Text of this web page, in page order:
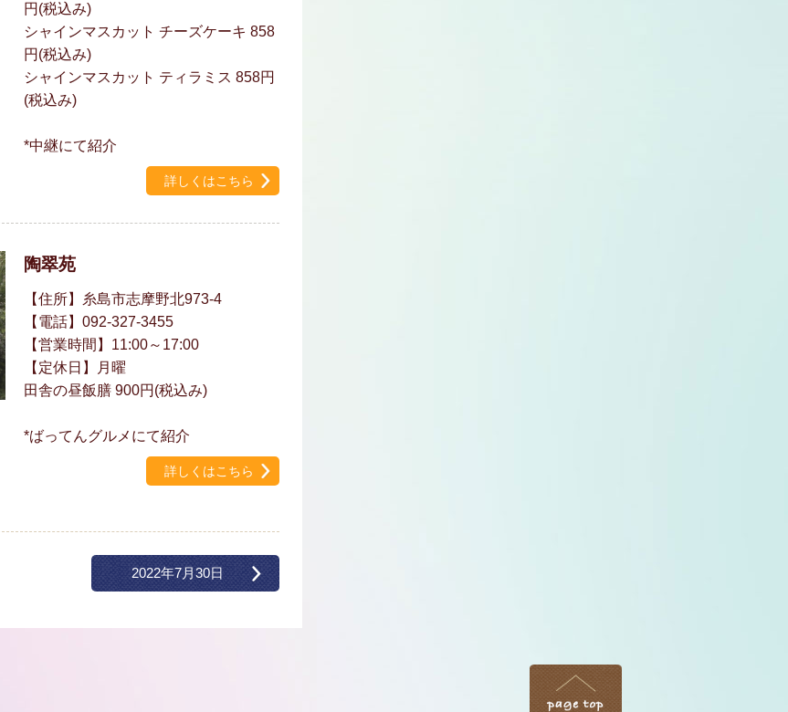
円(税込み)
シャインマスカット チーズケーキ 858
円(税込み)
シャインマスカット ティラミス 858円
(税込み)
*中継にて紹介
詳しくはこちら
陶翠苑
【住所】糸島市志摩野北973-4
【電話】092-327-3455
【営業時間】11:00～17:00
【定休日】月曜
田舎の昼飯膳 900円(税込み)
*ばってんグルメにて紹介
詳しくはこちら
2022年7月30日